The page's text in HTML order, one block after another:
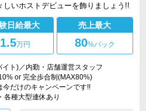
しいホストデビューを飾りましょう!!
日給最大
1.5万円
売上最大
80%バック
ト)／内勤・店舗運営スタッフ
or 完全歩合制(MAX80%)
だけのキャンペーンです!!
各種大型連休あり